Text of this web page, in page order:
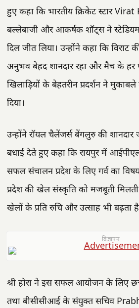
हुए कहा कि भारतीय क्रिकेट स्टार
बल्लेबाजी और आकर्षक शॉट्स ने
दिल जीत लिया। उन्होंने कहा कि विराट
अनुभव बेहद शानदार रहा और मैच के हर
खिलाड़ियों के बेहतरीन प्रदर्शन ने
दिया।
उन्होंने रॉयल चैलेंजर्स बेंगलुरु की शानदार
बधाई देते हुए कहा कि रायपुर में
सफल संचालन प्रदेश के लिए गर्व का
प्रदेश की खेल संस्कृति को मजबूती
खेलों के प्रति रुचि और उत्साह भी बढ़ता
विज्ञापन
श्री होरा ने इस सफल आयोजन के लिए
तथा बीसीसीआई के संयुक्त सचिव